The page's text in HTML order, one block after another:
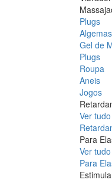
Plugs
Gel de
Plugs
Roupa
Aneis
Jogos
Ver tudo
Para
Ver tudo
Para